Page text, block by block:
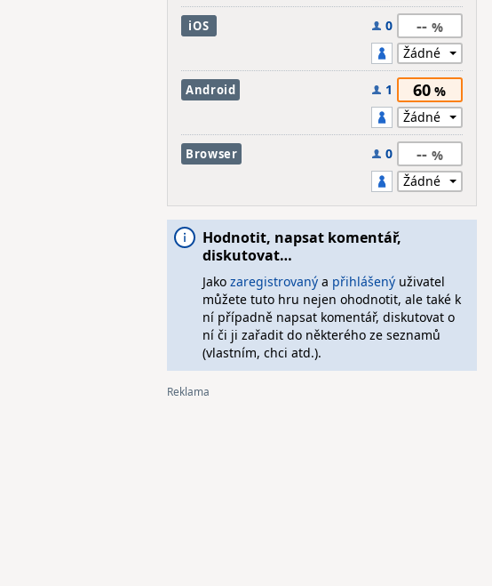
iOS 0 --
Android 1 60
Browser 0 --
Hodnotit, napsat komentář,
diskutovat…
Jako zaregistrovanýa přihlášenýuživatel
můžete tuto hru nejen ohodnotit, ale také k
ní případně napsat komentář, diskutovat o
ní či ji zařadit do některého ze seznamů
(vlastním, chci atd.).